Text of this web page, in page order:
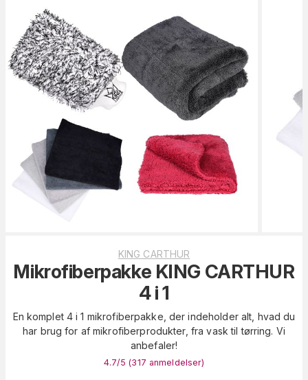
KING CARTHUR
Mikrofiberpakke KING CARTHUR
4 i 1
En komplet 4 i 1 mikrofiberpakke, der indeholder alt, hvad du
har brug for af mikrofiberprodukter, fra vask til tørring. Vi
anbefaler!
4.7/5 (317 anmeldelser)